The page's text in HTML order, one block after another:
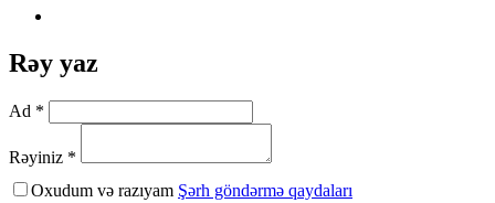
Rəy yaz
Ad *
Rəyiniz *
Oxudum və razıyam Şərh göndərmə qaydaları